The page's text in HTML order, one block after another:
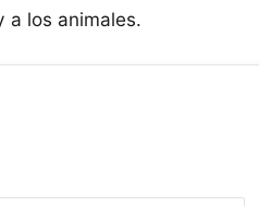
a los animales.